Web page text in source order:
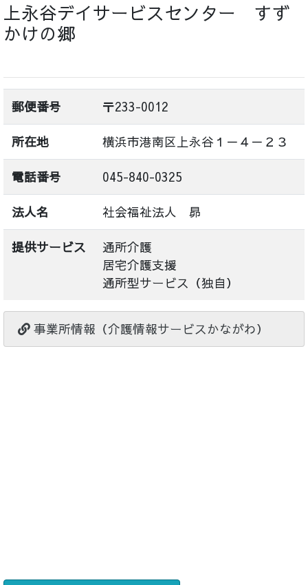
上永谷デイサービスセンター すず
かけの郷
郵便番号 〒233-0012
所在地 横浜市港南区上永谷１－４－２３
電話番号 045-840-0325
法人名 社会福祉法人 昴
提供サービス
通所介護
居宅介護支援
通所型サービス（独自）
事業所情報（介護情報サービスかながわ）